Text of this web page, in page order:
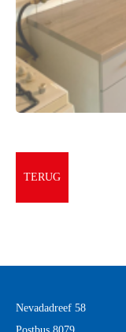
TERUG
Nevadadreef 58